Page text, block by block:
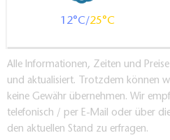
12 25
Alle Informationen, Zeiten und
und aktualisiert. Trotzdem können
keine Gewähr übernehmen. Wir
telefonisch / per E-Mail oder über
den aktuellen Stand zu erfragen.